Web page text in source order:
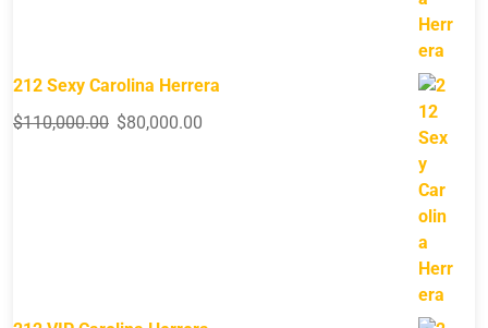
212 Sexy Carolina Herrera
$110,000.00 $80,000.00